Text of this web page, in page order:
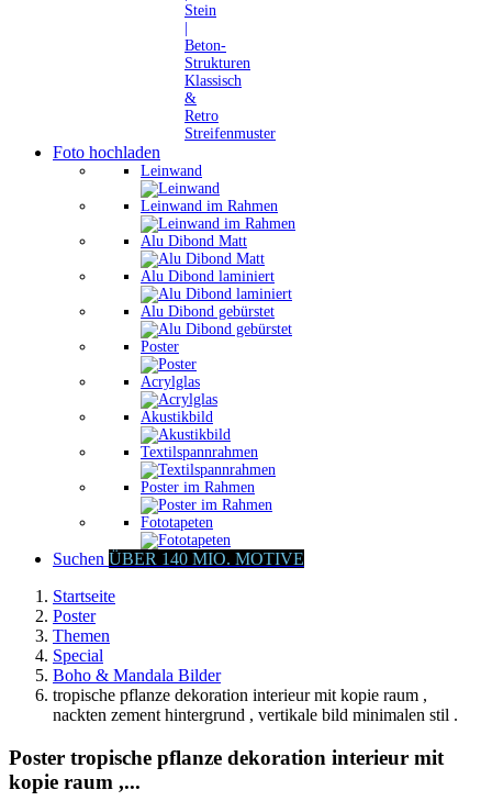
Stein
Beton-
Strukturen
Klassisch
&
Retro
Streifenmuster
Foto hochladen
Leinwand
Leinwand im Rahmen
Alu Dibond Matt
Alu Dibond laminiert
Alu Dibond gebürstet
Poster
Acrylglas
Akustikbild
Textilspannrahmen
Poster im Rahmen
Fototapeten
Suchen ÜBER 140 MIO. MOTIVE
Startseite
Poster
Themen
Special
Boho & Mandala Bilder
tropische pflanze dekoration interieur mit kopie raum ,
nackten zement hintergrund , vertikale bild minimalen stil .
Poster tropische pflanze dekoration interieur mit
kopie raum ,...